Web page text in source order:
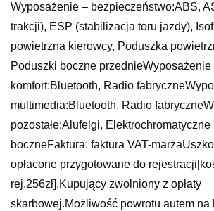
Wyposażenie – bezpieczeństwo:ABS,
trakcji), ESP (stabilizacja toru jazdy),
powietrzna kierowcy, Poduszka
Poduszki boczne przednieWyposażenie
komfort:Bluetooth, Radio
multimedia:Bluetooth, Radio
pozostałe:Alufelgi, Elektrochromatyczne
boczneFaktura: faktura VAT-
opłacone przygotowane do
rej.256zł].Kupujący zwolniony z opłaty
skarbowej.Możliwość powrotu autem na